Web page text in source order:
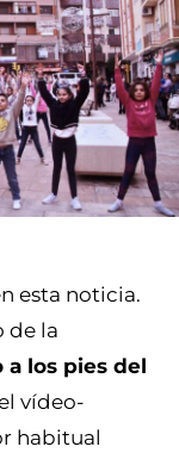
esta noticia.
de la
a los pies del
vídeo-
habitual